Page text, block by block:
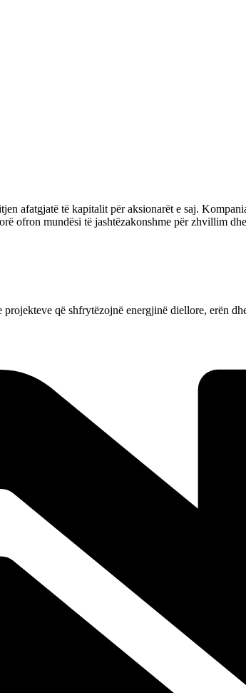
afatgjatë të kapitalit për aksionarët e saj.
ofron mundësi të jashtëzakonshme për zhvillim
që shfrytëzojnë energjinë diellore, erën